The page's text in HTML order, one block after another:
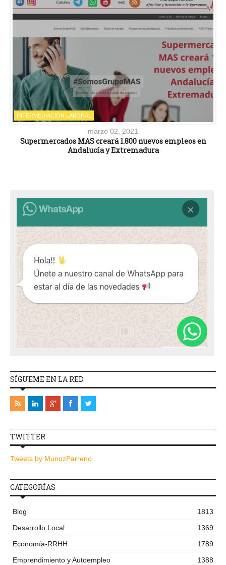
INTERMEDIACIÓN LABORAL
marzo 02, 2021
Supermercados MAS creará 1.800 nuevos empleos en
Andalucía y Extremadura
SÍGUEME EN LA RED
TWITTER
Tweets by MunozParreno
CATEGORÍAS
Blog
1813
Desarrollo Local
1369
Economía-RRHH
1789
Emprendimiento y Autoempleo
1388